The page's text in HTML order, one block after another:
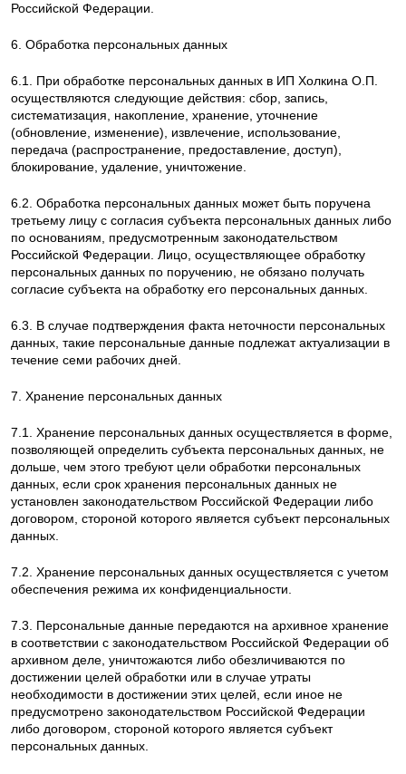
Российской Федерации.
6. Обработка персональных данных
6.1. При обработке персональных данных в ИП Холкина О.П.
осуществляются следующие действия: сбор, запись,
систематизация, накопление, хранение, уточнение
(обновление, изменение), извлечение, использование,
передача (распространение, предоставление, доступ),
блокирование, удаление, уничтожение.
6.2. Обработка персональных данных может быть поручена
третьему лицу с согласия субъекта персональных данных либо
по основаниям, предусмотренным законодательством
Российской Федерации. Лицо, осуществляющее обработку
персональных данных по поручению, не обязано получать
согласие субъекта на обработку его персональных данных.
6.3. В случае подтверждения факта неточности персональных
данных, такие персональные данные подлежат актуализации в
течение семи рабочих дней.
7. Хранение персональных данных
7.1. Хранение персональных данных осуществляется в форме,
позволяющей определить субъекта персональных данных, не
дольше, чем этого требуют цели обработки персональных
данных, если срок хранения персональных данных не
установлен законодательством Российской Федерации либо
договором, стороной которого является субъект персональных
данных.
7.2. Хранение персональных данных осуществляется с учетом
обеспечения режима их конфиденциальности.
7.3. Персональные данные передаются на архивное хранение
в соответствии с законодательством Российской Федерации об
архивном деле, уничтожаются либо обезличиваются по
достижении целей обработки или в случае утраты
необходимости в достижении этих целей, если иное не
предусмотрено законодательством Российской Федерации
либо договором, стороной которого является субъект
персональных данных.